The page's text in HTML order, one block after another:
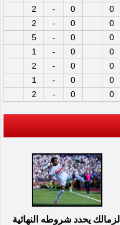
0
0
-
2
0
0
-
2
0
0
-
5
0
0
-
1
0
0
-
2
0
0
-
1
0
0
-
2
الزمالك يحدد شروطه النهائية